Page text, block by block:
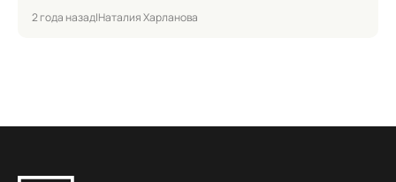
2 года назад|Наталия Харланова